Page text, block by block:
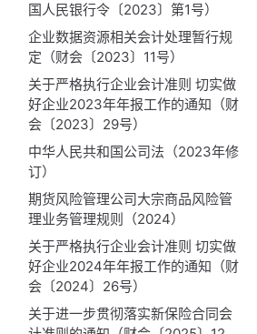
国人民银行令〔2023〕第1号）
企业数据资源相关会计处理暂行规
定（财会〔2023〕11号）
关于严格执行企业会计准则 切实做
好企业2023年年报工作的通知（财
会〔2023〕29号）
中华人民共和国公司法（2023年修
订）
期货风险管理公司大宗商品风险管
理业务管理规则（2024）
关于严格执行企业会计准则 切实做
好企业2024年年报工作的通知（财
会〔2024〕26号）
关于进一步贯彻落实新保险合同会